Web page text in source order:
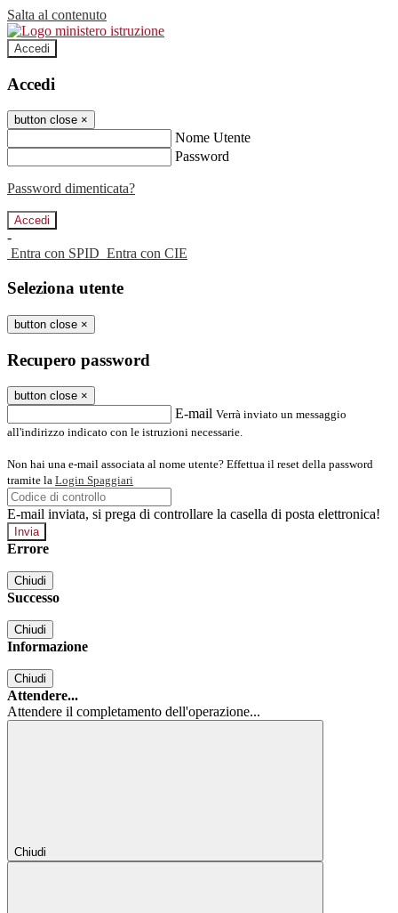
Salta al contenuto
Accedi
Accedi
button close ×
Nome Utente
Password
Password dimenticata?
-
Entra con SPID Entra con CIE
Seleziona utente
button close ×
Recupero password
button close ×
E-mail Verrà inviato un messaggio
all'indirizzo indicato con le istruzioni necessarie.
Non hai una e-mail associata al nome utente? Effettua il reset della password
tramite la Login Spaggiari
E-mail inviata, si prega di controllare la casella di posta elettronica!
Errore
Chiudi
Successo
Chiudi
Informazione
Chiudi
Attendere...
Attendere il completamento dell'operazione...
Chiudi